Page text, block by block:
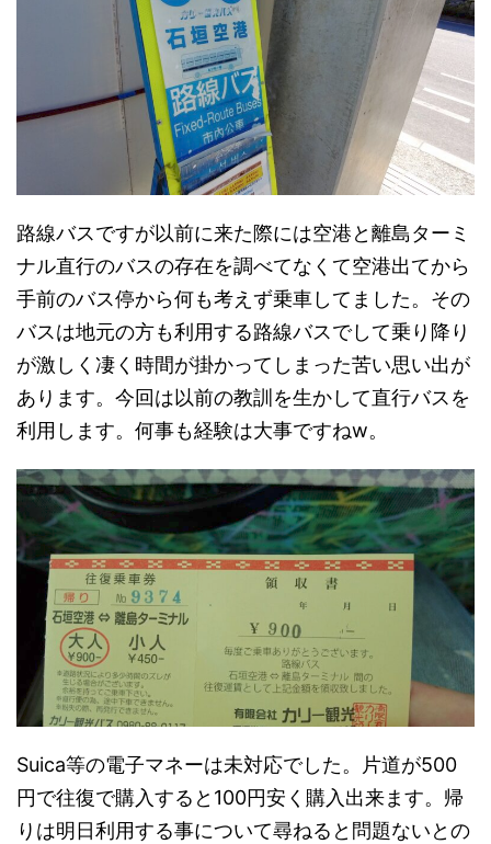
路線バスですが以前に来た際には空港と離島ターミ
ナル直行のバスの存在を調べてなくて空港出てから
手前のバス停から何も考えず乗車してました。その
バスは地元の方も利用する路線バスでして乗り降り
が激しく凄く時間が掛かってしまった苦い思い出が
あります。今回は以前の教訓を生かして直行バスを
利用します。何事も経験は大事ですねw。
Suica等の電子マネーは未対応でした。片道が500
円で往復で購入すると100円安く購入出来ます。帰
りは明日利用する事について尋ねると問題ないとの